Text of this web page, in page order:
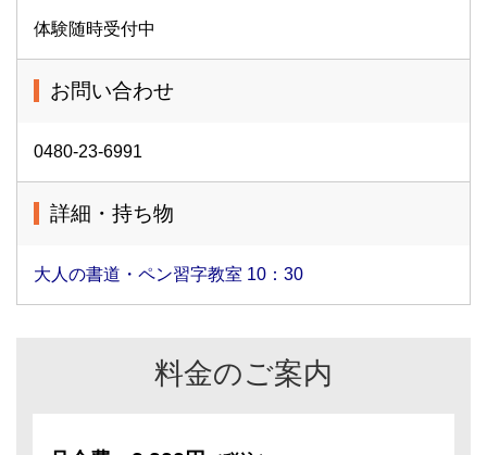
体験随時受付中
お問い合わせ
0480-23-6991
詳細・持ち物
大人の書道・ペン習字教室 10：30
料金のご案内